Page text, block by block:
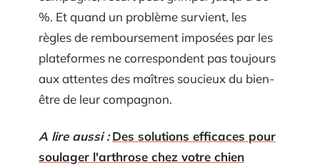
%. Et quand un problème survient, les
règles de remboursement imposées par les
plateformes ne correspondent pas toujours
aux attentes des maîtres soucieux du bien-
être de leur compagnon.
A lire aussi : Des solutions efficaces pour
soulager l'arthrose chez votre chien